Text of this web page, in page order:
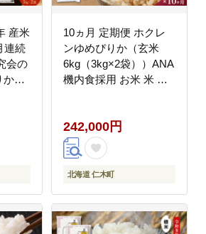
産米
連続
会の
か＆
ブ
お弁
社
10ヵ月 定期便 ホクレ
ンゆめぴりか（玄米
6kg（3kg×2袋））ANA
機内食採用 お米 米 ご
242,000円
北海道 仁木町